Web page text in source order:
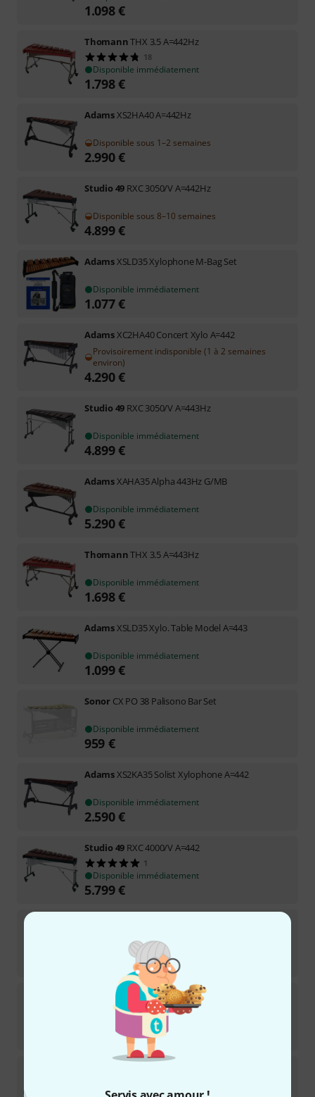
1.098€
ThomannTHX 3.5 A=442Hz
18
Disponible immédiatement
1.798€
AdamsXS2HA40 A=442Hz
Disponible sous 1–2 semaines
2.990€
Studio 49 RXC 3050/V A=442Hz
Disponible sous 8–10 semaines
4.899€
AdamsXSLD35 Xylophone M-Bag Set
Disponible immédiatement
1.077€
AdamsXC2HA40 Concert Xylo A=442
Provisoirement indisponible (1 à 2 semaines
environ)
4.290€
Studio 49 RXC 3050/V A=443Hz
Disponible immédiatement
4.899€
AdamsXAHA35 Alpha 443Hz G/MB
Disponible immédiatement
5.290€
ThomannTHX 3.5 A=443Hz
Disponible immédiatement
1.698€
AdamsXSLD35 Xylo. Table Model A=443
Disponible immédiatement
1.099€
Sonor CX PO 38 Palisono Bar Set
Disponible immédiatement
959 €
AdamsXS2KA35 Solist Xylophone A=442
Disponible immédiatement
2.590€
Studio 49 RXC 4000/V A=442
1
Disponible immédiatement
5.799€
Disponible immédiatement
Bergerault Xylophone XSR3 A=442Hz
Disponible immédiatement
€